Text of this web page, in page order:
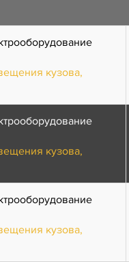
кузова,
кузова,
кузова,